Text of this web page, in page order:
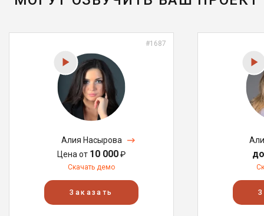
#1687
Алия Насырова
Цена от 10 000₽
Скачать демо
Заказать